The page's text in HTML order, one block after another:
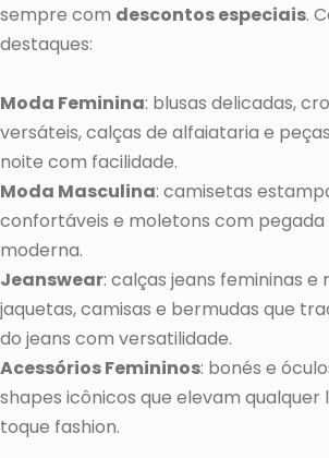
sempre com descontos especiais.
destaques:
Moda Feminina: blusas delicadas,
versáteis, calças de alfaiataria e
noite com facilidade.
Moda Masculina: camisetas
confortáveis e moletons com pegada
moderna.
Jeanswear: calças jeans femininas e
jaquetas, camisas e bermudas que
do jeans com versatilidade.
Acessórios Femininos: bonés e
shapes icônicos que elevam qualquer
toque fashion.